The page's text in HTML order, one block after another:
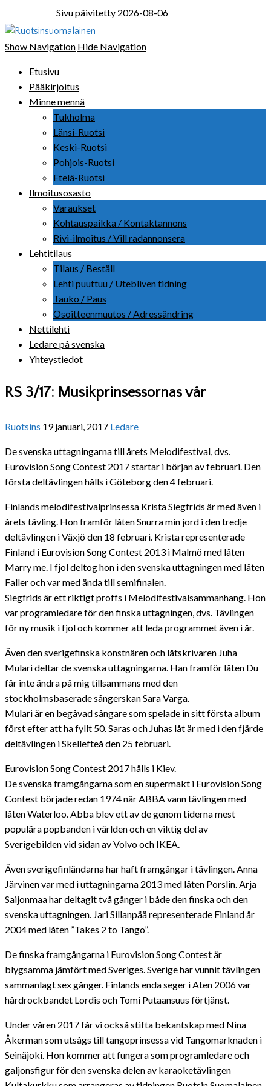
Sivu päivitetty 2026-08-06
Show Navigation Hide Navigation
Etusivu
Pääkirjoitus
Minne mennä
Tukholma
Länsi-Ruotsi
Keski-Ruotsi
Pohjois-Ruotsi
Etelä-Ruotsi
Ilmoitusosasto
Varaukset
Kohtauspaikka / Kontaktannons
Rivi-ilmoitus / Vill radannonsera
Lehtitilaus
Tilaus / Beställ
Lehti puuttuu / Utebliven tidning
Tauko / Paus
Osoitteenmuutos / Adressändring
Nettilehti
Ledare på svenska
Yhteystiedot
RS 3/17: Musikprinsessornas vår
Ruotsins 19 januari, 2017 Ledare
De svenska uttagningarna till årets Melodifestival, dvs.
Eurovision Song Contest 2017 startar i början av februari. Den
första deltävlingen hålls i Göteborg den 4 februari.
Finlands melodifestivalprinsessa Krista Siegfrids är med även i
årets tävling. Hon framför låten Snurra min jord i den tredje
deltävlingen i Växjö den 18 februari. Krista representerade
Finland i Eurovision Song Contest 2013 i Malmö med låten
Marry me. I fjol deltog hon i den svenska uttagningen med låten
Faller och var med ända till semifinalen.
Siegfrids är ett riktigt proffs i Melodifestivalsammanhang. Hon
var programledare för den finska uttagningen, dvs. Tävlingen
för ny musik i fjol och kommer att leda programmet även i år.
Även den sverigefinska konstnären och låtskrivaren Juha
Mulari deltar de svenska uttagningarna. Han framför låten Du
får inte ändra på mig tillsammans med den
stockholmsbaserade sångerskan Sara Varga.
Mulari är en begåvad sångare som spelade in sitt första album
först efter att ha fyllt 50. Saras och Juhas låt är med i den fjärde
deltävlingen i Skellefteå den 25 februari.
Eurovision Song Contest 2017 hålls i Kiev.
De svenska framgångarna som en supermakt i Eurovision Song
Contest började redan 1974 när ABBA vann tävlingen med
låten Waterloo. Abba blev ett av de genom tiderna mest
populära popbanden i världen och en viktig del av
Sverigebilden vid sidan av Volvo och IKEA.
Även sverigefinländarna har haft framgångar i tävlingen. Anna
Järvinen var med i uttagningarna 2013 med låten Porslin. Arja
Saijonmaa har deltagit två gånger i både den finska och den
svenska uttagningen. Jari Sillanpää representerade Finland år
2004 med låten ”Takes 2 to Tango”.
De finska framgångarna i Eurovision Song Contest är
blygsamma jämfört med Sveriges. Sverige har vunnit tävlingen
sammanlagt sex gånger. Finlands enda seger i Aten 2006 var
hårdrockbandet Lordis och Tomi Putaansuus förtjänst.
Under våren 2017 får vi också stifta bekantskap med Nina
Åkerman som utsågs till tangoprinsessa vid Tangomarknaden i
Seinäjoki. Hon kommer att fungera som programledare och
galjonsfigur för den svenska delen av karaoketävlingen